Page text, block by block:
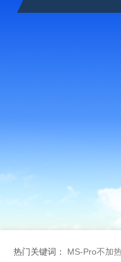
热门关键词： MS-Pro不加